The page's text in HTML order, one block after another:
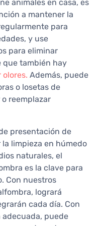
animales en casa, es
a mantener la
para
y use
para eliminar
que también hay
olores. Además, puede
o losetas de
reemplazar
presentación de
la limpieza en húmedo
naturales, el
es la clave para
Con nuestros
logrará
cada día. Con
puede